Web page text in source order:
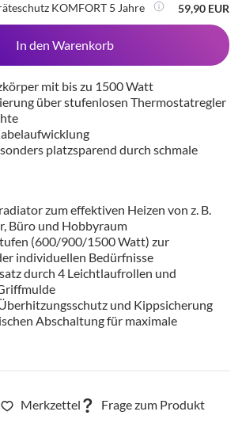
KOMFORT 5 Jahre
59,90 EUR
In den Warenkorb
mit bis zu 1500 Watt
über stufenlosen Thermostatregler
platzsparend durch schmale
zum effektiven Heizen von z. B.
Büro und Hobbyraum
(600/900/1500 Watt) zur
individuellen Bedürfnisse
durch 4 Leichtlaufrollen und
und Kippsicherung
Abschaltung für maximale